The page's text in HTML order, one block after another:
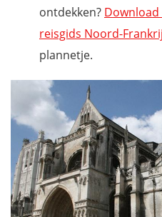
ontdekken?
reisgids Noord-
plannetje.